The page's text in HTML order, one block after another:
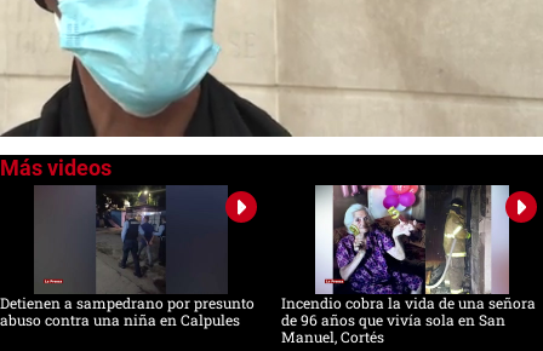
seconds
Detienen a sampedrano por presunto
abuso contra una niña en Calpules
Incendio cobra la vida de una señora
de 96 años que vivía sola en San
Manuel, Cortés